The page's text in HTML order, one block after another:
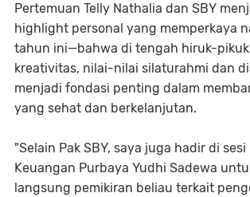
Pertemuan Telly Nathalia dan SBY
highlight personal yang memperkaya
tahun ini—bahwa di tengah hiruk-
kreativitas, nilai-nilai silaturahmi dan
menjadi fondasi penting dalam
yang sehat dan berkelanjutan.
"Selain Pak SBY, saya juga hadir di
Keuangan Purbaya Yudhi Sadewa
langsung pemikiran beliau terkait